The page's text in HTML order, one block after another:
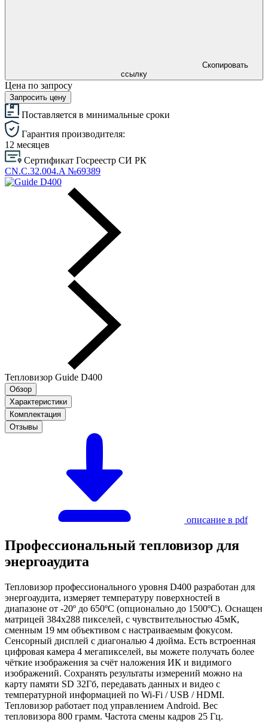
Скопировать
ссылку
Цена по запросу
Запросить цену
Поставляется в минимальные сроки
Гарантия производителя:
12 месяцев
Сертификат Госреестр СИ РК
CN.C.32.004.A №69389
Тепловизор Guide D400
Обзор
Характеристики
Комплектация
Отзывы
описание в pdf
Профессиональный тепловизор для
энергоаудита
Тепловизор профессионального уровня D400 разработан для
энергоаудита, измеряет температуру поверхностей в
диапазоне от -20º до 650ºС (опционально до 1500ºС). Оснащен
матрицей 384х288 пикселей, с чувствительностью 45мК,
сменным 19 мм объективом с настраиваемым фокусом.
Сенсорный дисплей с диагональю 4 дюйма. Есть встроенная
цифровая камера 4 мегапикселей, вы можете получать более
чёткие изображения за счёт наложения ИК и видимого
изображений. Сохранять результаты измерений можно на
карту памяти SD 32Гб, передавать данных и видео с
температурной информацией по Wi-Fi / USB / HDMI.
Тепловизор работает под управлением Android. Вес
тепловизора 800 грамм. Частота смены кадров 25 Гц.